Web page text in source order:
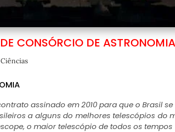
CONSÓRCIO DE ASTRONOMIA
Ciências
assinado em 2010 para que o Brasil
a alguns do melhores telescópios do
o maior telescópio de todos os tempos